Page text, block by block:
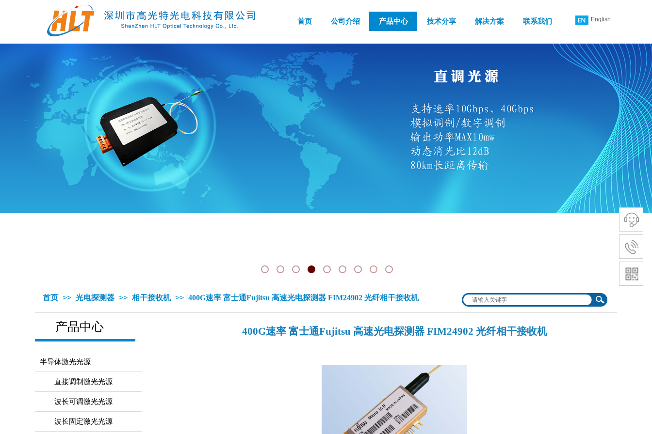
首页 公司介绍 产品中心 技术分享 解决方案 联系我们 English
首页 >> 光电探测器 >> 相干接收机 >> 400G速率 富士通Fujitsu 高速光电探测器 FIM24902 光纤相干接收机
产品中心 400G速率 富士通Fujitsu 高速光电探测器 FIM24902 光纤相干接收机
半导体激光光源
直接调制激光光源
波长可调激光光源
波长固定激光光源